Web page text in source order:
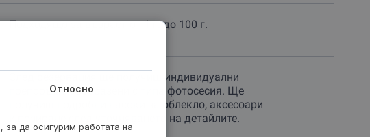
Подходящо за възраст от 1 г. до 100 г.
След резервация ще получиш индивидуални
препоръки, съобразени с типа фотосесия. Ще
получиш подробни насоки за облекло, аксесоари
и позиране след уточняването на детайлите.
Относно
за да осигурим работата на